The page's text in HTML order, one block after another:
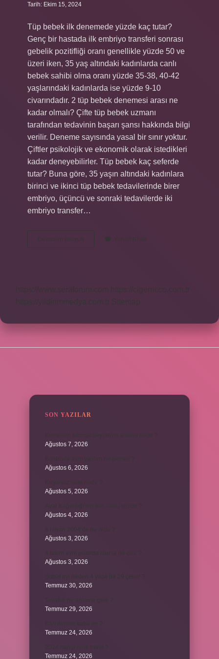
Tarih: Ekim 15, 2024
Tüp bebek ilk denemede yüzde kaç tutar?
Genç bir hastada ilk embriyo transferi sonrası
gebelik pozitifliği oranı genellikle yüzde 50 ve
üzeri iken, 35 yaş altındaki kadınlarda canlı
bebek sahibi olma oranı yüzde 35-38, 40-42
yaşlarındaki kadınlarda ise yüzde 9-10
civarındadır. 2 tüp bebek denemesi arası ne
kadar olmalı? Çifte tüp bebek uzmanı
tarafından tedavinin başarı şansı hakkında bilgi
verilir. Deneme sayısında yasal bir sınır yoktur.
Çiftler psikolojik ve ekonomik olarak istedikleri
kadar deneyebilirler. Tüp bebek kaç seferde
tutar? Buna göre, 35 yaşın altındaki kadınlara
birinci ve ikinci tüp bebek tedavilerinde birer
embriyo, üçüncü ve sonraki tedavilerde iki
embriyo transfer…
Devamını okuyun
Bebek
Yorum Bırak
https://www.seraforum.com
https://cigerricco.com.tr
https://yildirimmedya.com.tr Sitemap
SON YAZILAR
Ağustos 7, 2026
Ağustos 6, 2026
Ağustos 5, 2026
Ağustos 4, 2026
Ağustos 3, 2026
Ağustos 3, 2026
Temmuz 30, 2026
Temmuz 29, 2026
Temmuz 24, 2026
Temmuz 24, 2026